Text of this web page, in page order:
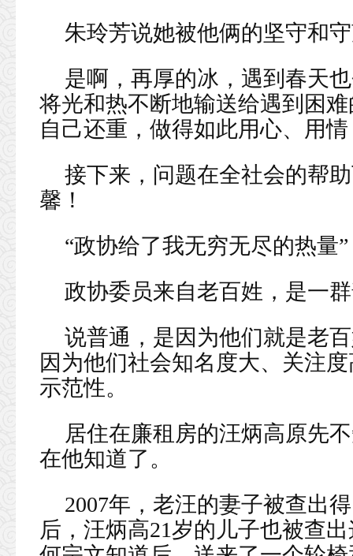
朱玲芳说她被他俩的坚守和
是啊，再厚的冰，遇到春天
将光和热不断地输送给遇到困
自己还重，做得如此用心、用
接下来，问题在全社会的帮
馨！
“政协给了我无穷无尽的热量”
政协委员来自老百姓，是一
说普通，是因为他们就是老
因为他们社会知名度大、关注
示范性。
居住在廉租房的汪炳高原先
在他知道了。
2007年，老汪的妻子被查出
后，汪炳高21岁的儿子也被查